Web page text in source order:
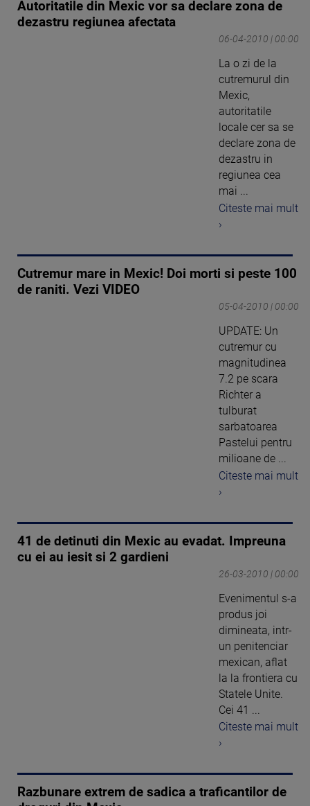
Autoritatile din Mexic vor sa declare zona de
dezastru regiunea afectata
06-04-2010 | 00:00
La o zi de la
cutremurul din
Mexic,
autoritatile
locale cer sa se
declare zona de
dezastru in
regiunea cea
mai ...
Citeste mai mult
›
Cutremur mare in Mexic! Doi morti si peste 100
de raniti. Vezi VIDEO
05-04-2010 | 00:00
UPDATE: Un
cutremur cu
magnitudinea
7.2 pe scara
Richter a
tulburat
sarbatoarea
Pastelui pentru
milioane de ...
Citeste mai mult
›
41 de detinuti din Mexic au evadat. Impreuna
cu ei au iesit si 2 gardieni
26-03-2010 | 00:00
Evenimentul s-a
produs joi
dimineata, intr-
un penitenciar
mexican, aflat
la la frontiera cu
Statele Unite.
Cei 41 ...
Citeste mai mult
›
Razbunare extrem de sadica a traficantilor de